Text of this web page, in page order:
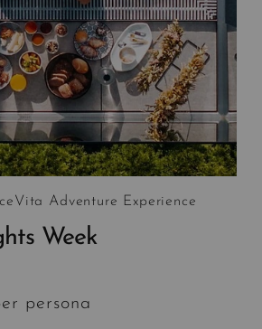
Adventure Experience
Week
persona